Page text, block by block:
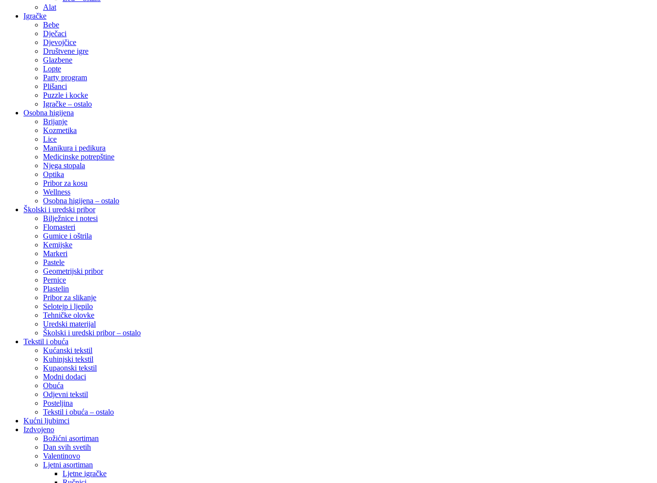
Alat
Igračke
Bebe
Dječaci
Djevojčice
Društvene igre
Glazbene
Lopte
Party program
Plišanci
Puzzle i kocke
Igračke – ostalo
Osobna higijena
Brijanje
Kozmetika
Lice
Manikura i pedikura
Medicinske potrepštine
Njega stopala
Optika
Pribor za kosu
Wellness
Osobna higijena – ostalo
Školski i uredski pribor
Bilježnice i notesi
Flomasteri
Gumice i oštrila
Kemijske
Markeri
Pastele
Geometrijski pribor
Pernice
Plastelin
Pribor za slikanje
Selotejp i ljepilo
Tehničke olovke
Uredski materijal
Školski i uredski pribor – ostalo
Tekstil i obuća
Kućanski tekstil
Kuhinjski tekstil
Kupaonski tekstil
Modni dodaci
Obuća
Odjevni tekstil
Posteljina
Tekstil i obuća – ostalo
Kućni ljubimci
Izdvojeno
Božićni asortiman
Dan svih svetih
Valentinovo
Ljetni asortiman
Ljetne igračke